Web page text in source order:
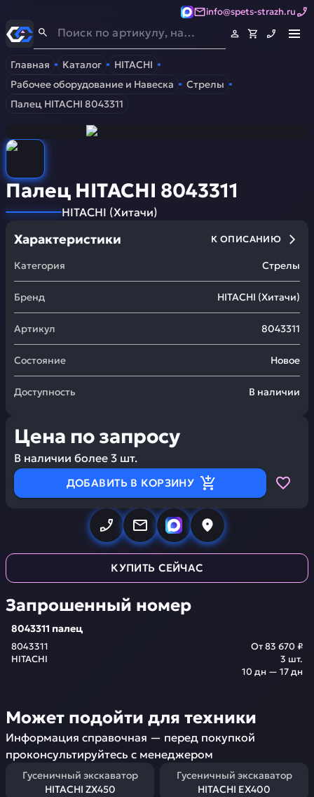
info@spets-strazh.ru
Спец-Страж- Запчасти для спецтехники
Главная Каталог
HITACHI
Рабочее оборудование и Навеска
Стрелы
Палец HITACHI 8043311
Палец HITACHI 8043311
HITACHI (Хитачи)
Характеристики К ОПИСАНИЮ
Категория Стрелы
Бренд HITACHI (Хитачи)
Артикул 8043311
Состояние Новое
Доступность В наличии
Цена по запросу
В наличии более 3 шт.
ДОБАВИТЬ В КОРЗИНУ
КУПИТЬ СЕЙЧАС
Запрошенный номер
8043311
HITACHI
8043311 палец
3 шт.
От83 670 ₽
10 дн — 17 дн
Может подойти для техники
Информация справочная — перед покупкой
проконсультируйтесь с менеджером
Гусеничный экскаватор
HITACHI ZX450
Гусеничный экскаватор
HITACHI EX400